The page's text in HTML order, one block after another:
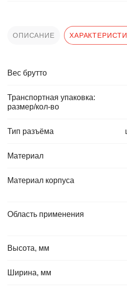
ОПИСАНИЕ
Вес брутто
Транспортная упаковка:
размер/кол-во
Тип разъёма
Материал
Материал корпуса
Область применения
Высота, мм
Ширина, мм